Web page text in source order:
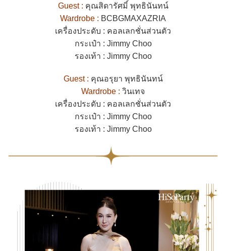
Guest : คุณสิดารัศมิ์ พุทธินันทน์
Wardrobe : BCBGMAXAZRIA
เครื่องประดับ : คอลเลกชั่นส่วนตัว
กระเป๋า : Jimmy Choo
รองเท้า : Jimmy Choo
Guest : คุณอรุยา พุทธินันทน์
Wardrobe : วินเทจ
เครื่องประดับ : คอลเลกชั่นส่วนตัว
กระเป๋า : Jimmy Choo
รองเท้า : Jimmy Choo